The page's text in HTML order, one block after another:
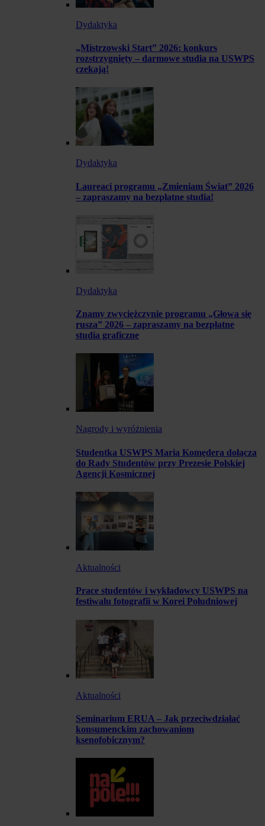
Dydaktyka
„Mistrzowski Start” 2026: konkurs
rozstrzygnięty – darmowe studia na USWPS
czekają!
Dydaktyka
Laureaci programu „Zmieniam Świat” 2026
– zapraszamy na bezpłatne studia!
Dydaktyka
Znamy zwyciężczynie programu „Głowa się
rusza” 2026 – zapraszamy na bezpłatne
studia graficzne
Nagrody i wyróżnienia
Studentka USWPS Maria Komędera dołącza
do Rady Studentów przy Prezesie Polskiej
Agencji Kosmicznej
Aktualności
Prace studentów i wykładowcy USWPS na
festiwalu fotografii w Korei Południowej
Aktualności
Seminarium ERUA – Jak przeciwdziałać
konsumenckim zachowaniom
ksenofobicznym?